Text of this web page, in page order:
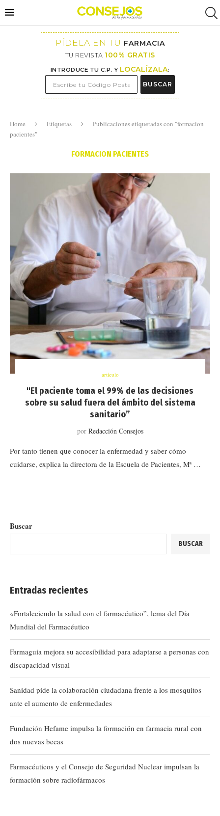
PÍDELA EN TU FARMACIA
TU REVISTA 100% GRATIS
INTRODUCE TU C.P. Y LOCALÍZALA:
BUSCAR
Home Etiquetas
Publicaciones etiquetadas con "formacion
pacientes"
FORMACION PACIENTES
artículo
"El paciente toma el 99% de las decisiones
sobre su salud fuera del ámbito del sistema
sanitario”
por Redacción Consejos
Por tanto tienen que conocer la enfermedad y saber cómo
cuidarse, explica la directora de la Escuela de Pacientes, Mª …
Buscar
BUSCAR
Entradas recientes
«Fortaleciendo la salud con el farmacéutico”, lema del Día
Mundial del Farmacéutico
Farmaguia mejora su accesibilidad para adaptarse a personas con
discapacidad visual
Sanidad pide la colaboración ciudadana frente a los mosquitos
ante el aumento de enfermedades
Fundación Hefame impulsa la formación en farmacia rural con
dos nuevas becas
Farmacéuticos y el Consejo de Seguridad Nuclear impulsan la
formación sobre radiofármacos